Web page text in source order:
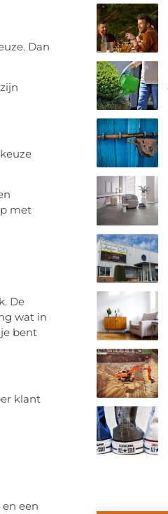
Dan
met
De
wat in
bent
klant
een